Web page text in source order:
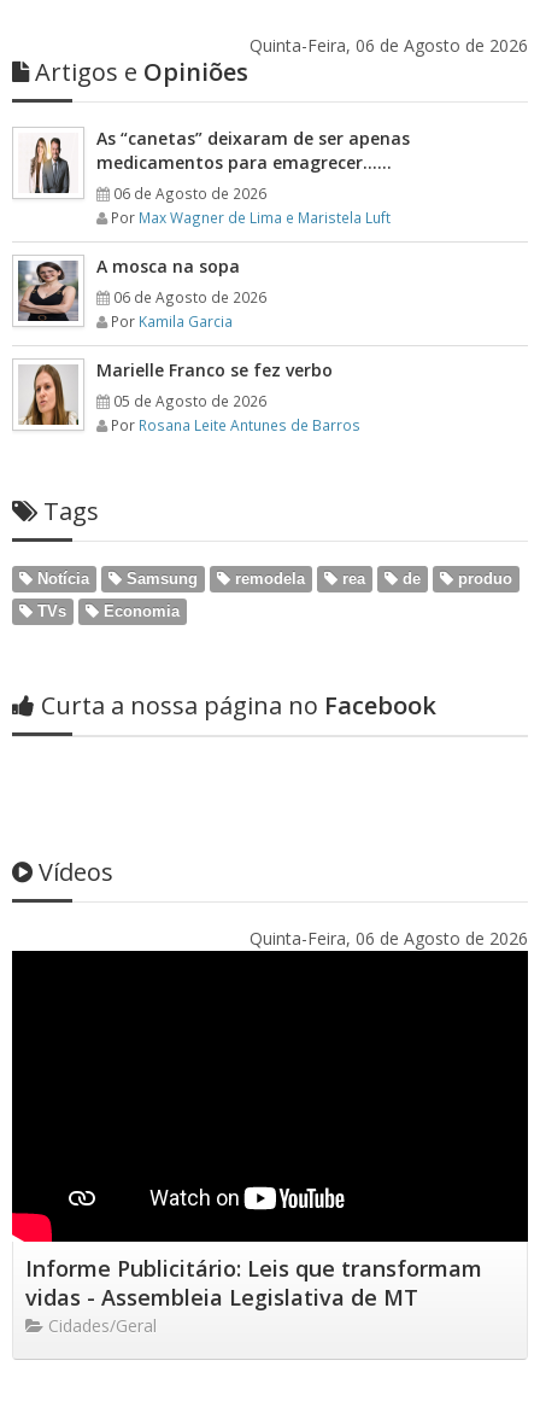
Quinta-Feira, 06 de Agosto de 2026
Artigos e Opiniões
As “canetas” deixaram de ser apenas
medicamentos para emagrecer……
06 de Agosto de 2026
Por Max Wagner de Lima e Maristela Luft
A mosca na sopa
06 de Agosto de 2026
Por Kamila Garcia
Marielle Franco se fez verbo
05 de Agosto de 2026
Por Rosana Leite Antunes de Barros
Tags
Notícia Samsung remodela rea de
produo
TVs
Economia
Curta a nossa página no Facebook
Vídeos
Quinta-Feira, 06 de Agosto de 2026
Informe Publicitário: Leis que transformam
vidas - Assembleia Legislativa de MT
Cidades/Geral